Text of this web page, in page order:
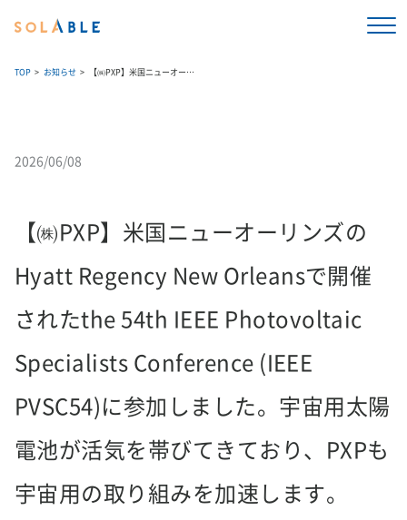
TOP お知らせ 【㈱PXP】米国ニューオーリンズのHyatt Regency New Orleansで開催されたthe 54th IEEE Photovoltaic Specialists Conference (IEEE PVSC54)に参加しました。宇宙用太陽電池が活気を帯びてきており、PXPも宇宙用の取り組みを加速します。
2026/06/08
【㈱PXP】米国ニューオーリンズの
Hyatt Regency New Orleansで開催
されたthe 54th IEEE Photovoltaic
Specialists Conference (IEEE
PVSC54)に参加しました。宇宙用太陽
電池が活気を帯びてきており、PXPも
宇宙用の取り組みを加速します。